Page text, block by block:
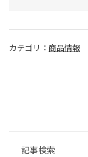
カテゴリ： 商品情報
記事検索